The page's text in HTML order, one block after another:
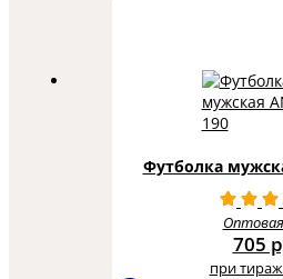
Футболка
705
при